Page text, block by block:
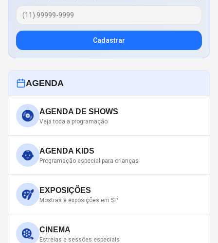
Cadastrar
AGENDA
AGENDA DE SHOWS
Veja toda a programação
AGENDA KIDS
Programação especial para crianças
EXPOSIÇÕES
Mostras e exposições em SP
CINEMA
Estreias e sessões especiais